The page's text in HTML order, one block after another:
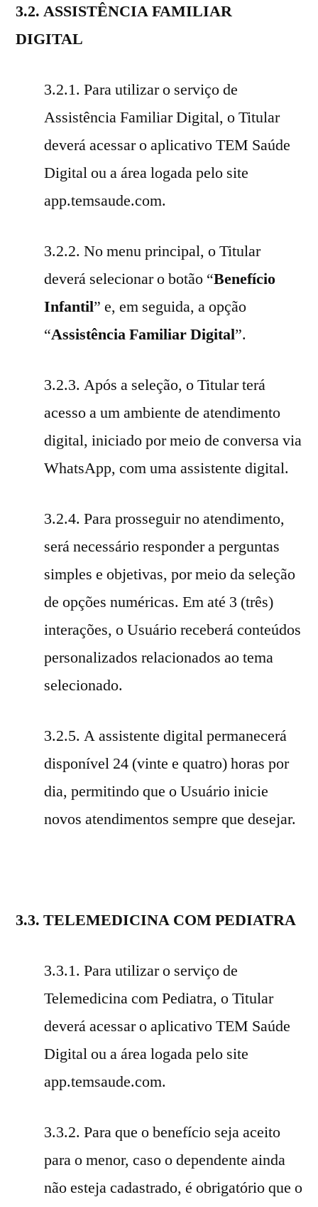
3.2. ASSISTÊNCIA FAMILIAR
DIGITAL
3.2.1. Para utilizar o serviço de
Assistência Familiar Digital, o Titular
deverá acessar o aplicativo TEM Saúde
Digital ou a área logada pelo site
app.temsaude.com.
3.2.2. No menu principal, o Titular
deverá selecionar o botão “Benefício
Infantil” e, em seguida, a opção
“Assistência Familiar Digital”.
3.2.3. Após a seleção, o Titular terá
acesso a um ambiente de atendimento
digital, iniciado por meio de conversa via
WhatsApp, com uma assistente digital.
3.2.4. Para prosseguir no atendimento,
será necessário responder a perguntas
simples e objetivas, por meio da seleção
de opções numéricas. Em até 3 (três)
interações, o Usuário receberá conteúdos
personalizados relacionados ao tema
selecionado.
3.2.5. A assistente digital permanecerá
disponível 24 (vinte e quatro) horas por
dia, permitindo que o Usuário inicie
novos atendimentos sempre que desejar.
3.3. TELEMEDICINA COM PEDIATRA
3.3.1. Para utilizar o serviço de
Telemedicina com Pediatra, o Titular
deverá acessar o aplicativo TEM Saúde
Digital ou a área logada pelo site
app.temsaude.com.
3.3.2. Para que o benefício seja aceito
para o menor, caso o dependente ainda
não esteja cadastrado, é obrigatório que o